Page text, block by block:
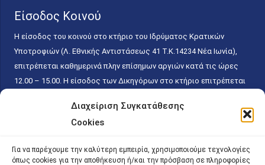
Διαχείριση Συγκατάθεσης
Cookies
Για να παρέχουμε την καλύτερη εμπειρία, χρησιμοποιούμε τεχνολογίες
όπως cookies για την αποθήκευση ή/και την πρόσβαση σε πληροφορίες
Είσοδος Κοινού
Η είσοδος του κοινού στο κτήριο του Ιδρύματος Κρατικών
Υποτροφιών (Λ. Εθνικής Αντιστάσεως 41 T.K.14234 Νέα Ιωνία),
επιτρέπεται καθημερινά πλην επίσημων αργιών κατά τις ώρες
12.00 – 15.00. Η είσοδος των Δικηγόρων στο κτήριο επιτρέπεται
κάθε εργάσιμη ημέρα και ώρα χωρίς κανέναν χρονικό ή άλλο
περιορισμό. Η είσοδος του κοινού ειδικά στο γραφείο του
15.00. Η εξυπηρέτηση του κοινού πραγματοποιείται βάσει των